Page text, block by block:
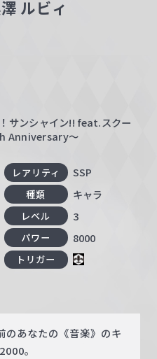
ルビィ
サンシャイン!! feat.スクー
Anniversary～
レアリティ SSP
種類 キャラ
レベル 3
パワー 8000
トリガー
のあなたの《音楽》のキ
。